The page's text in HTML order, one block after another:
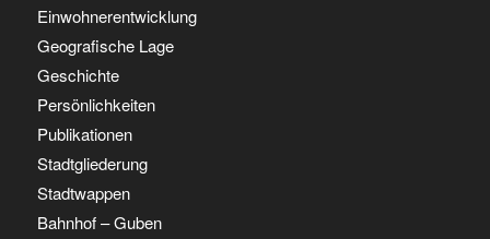
Einwohnerentwicklung
Geografische Lage
Geschichte
Persönlichkeiten
Publikationen
Stadtgliederung
Stadtwappen
Bahnhof – Guben